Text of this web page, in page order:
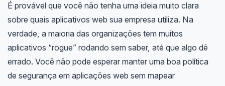
É provável que você não tenha uma ideia muito clara
sobre quais aplicativos web sua empresa utiliza. Na
verdade, a maioria das organizações tem muitos
aplicativos “rogue” rodando sem saber, até que algo dê
errado. Você não pode esperar manter uma boa política
de segurança em aplicações web sem mapear